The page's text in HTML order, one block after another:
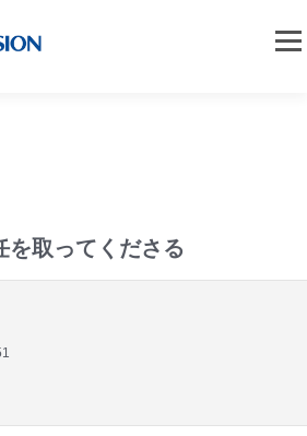
メニ
を取ってくださる